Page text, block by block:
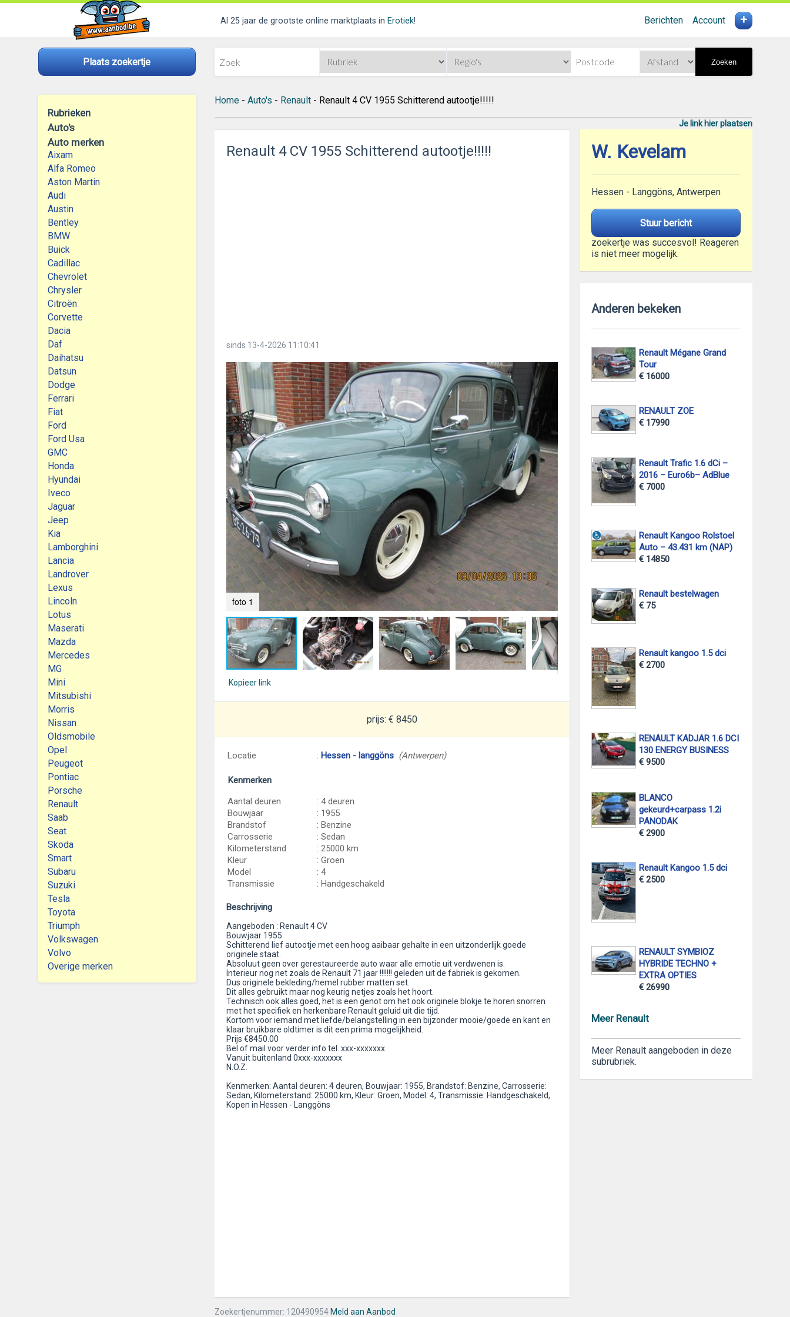
Al 25 jaar de grootste online marktplaats in Erotiek! Berichten Account +
Plaats zoekertje Zoeken
Rubrieken
Auto's
Auto merken
Aixam
Alfa Romeo
Aston Martin
Audi
Austin
Bentley
BMW
Buick
Cadillac
Chevrolet
Chrysler
Citroën
Corvette
Dacia
Daf
Daihatsu
Datsun
Dodge
Ferrari
Fiat
Ford
Ford Usa
GMC
Honda
Hyundai
Iveco
Jaguar
Jeep
Kia
Lamborghini
Lancia
Landrover
Lexus
Lincoln
Lotus
Maserati
Mazda
Mercedes
MG
Mini
Mitsubishi
Morris
Nissan
Oldsmobile
Opel
Peugeot
Pontiac
Porsche
Renault
Saab
Seat
Skoda
Smart
Subaru
Suzuki
Tesla
Toyota
Triumph
Volkswagen
Volvo
Overige merken
Home- Auto's - Renault- Renault 4 CV 1955 Schitterend autootje!!!!!
Je link hier plaatsen
Renault 4 CV 1955 Schitterend autootje!!!!!
sinds 13-4-2026 11:10:41
foto 1
Kopieer link
prijs: € 8450
Locatie : Hessen - langgöns (Antwerpen)
Kenmerken
Aantal deuren
: 4 deuren
Bouwjaar
: 1955
Brandstof
: Benzine
Carrosserie
: Sedan
Kilometerstand
: 25000 km
Kleur
: Groen
Model
: 4
Transmissie
: Handgeschakeld
Beschrijving
Aangeboden : Renault 4 CV
Bouwjaar 1955
Schitterend lief autootje met een hoog aaibaar gehalte in een uitzonderlijk goede
originele staat.
Absoluut geen over gerestaureerde auto waar alle emotie uit verdwenen is.
Interieur nog net zoals de Renault 71 jaar !!!!!!! geleden uit de fabriek is gekomen.
Dus originele bekleding/hemel rubber matten set.
Dit alles gebruikt maar nog keurig netjes zoals het hoort.
Technisch ook alles goed, het is een genot om het ook originele blokje te horen snorren
met het specifiek en herkenbare Renault geluid uit die tijd.
Kortom voor iemand met liefde/belangstelling in een bijzonder mooie/goede en kant en
klaar bruikbare oldtimer is dit een prima mogelijkheid.
Prijs €8450.00
Bel of mail voor verder info tel. xxx-xxxxxxx
Vanuit buitenland 0xxx-xxxxxxx
N.O.Z.
Kenmerken: Aantal deuren: 4 deuren, Bouwjaar: 1955, Brandstof: Benzine, Carrosserie:
Sedan, Kilometerstand: 25000 km, Kleur: Groen, Model: 4, Transmissie: Handgeschakeld,
Kopen in Hessen - Langgöns
Zoekertjenummer: 120490954 Meld aan Aanbod
W. Kevelam
Hessen - Langgöns, Antwerpen
Stuur bericht
zoekertje was succesvol! Reageren
is niet meer mogelijk.
Anderen bekeken
Renault Mégane Grand
Tour
€ 16000
RENAULT ZOE
€ 17990
Renault Trafic 1.6 dCi –
2016 – Euro6b– AdBlue
€ 7000
Renault Kangoo Rolstoel
Auto – 43.431 km (NAP)
€ 14850
Renault bestelwagen
€ 75
Renault kangoo 1.5 dci
€ 2700
RENAULT KADJAR 1.6 DCI
130 ENERGY BUSINESS
€ 9500
BLANCO
gekeurd+carpass 1.2i
PANODAK
€ 2900
Renault Kangoo 1.5 dci
€ 2500
RENAULT SYMBIOZ
HYBRIDE TECHNO +
EXTRA OPTIES
€ 26990
Meer Renault
Meer Renault aangeboden in deze
subrubriek.